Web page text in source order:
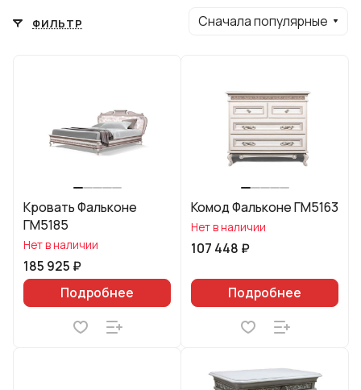
ФИЛЬТР Сначала популярные
Кровать Фальконе
ГМ5185
Нет в наличии
185 925 ₽
Подробнее
Комод Фальконе ГМ5163
Нет в наличии
107 448 ₽
Подробнее